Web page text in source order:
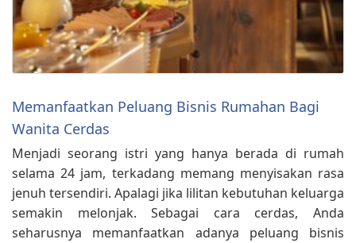
Memanfaatkan Peluang Bisnis Rumahan Bagi
Wanita Cerdas
Menjadi seorang istri yang hanya berada di rumah
selama 24 jam, terkadang memang menyisakan rasa
jenuh tersendiri. Apalagi jika lilitan kebutuhan keluarga
semakin melonjak. Sebagai cara cerdas, Anda
seharusnya memanfaatkan adanya peluang bisnis